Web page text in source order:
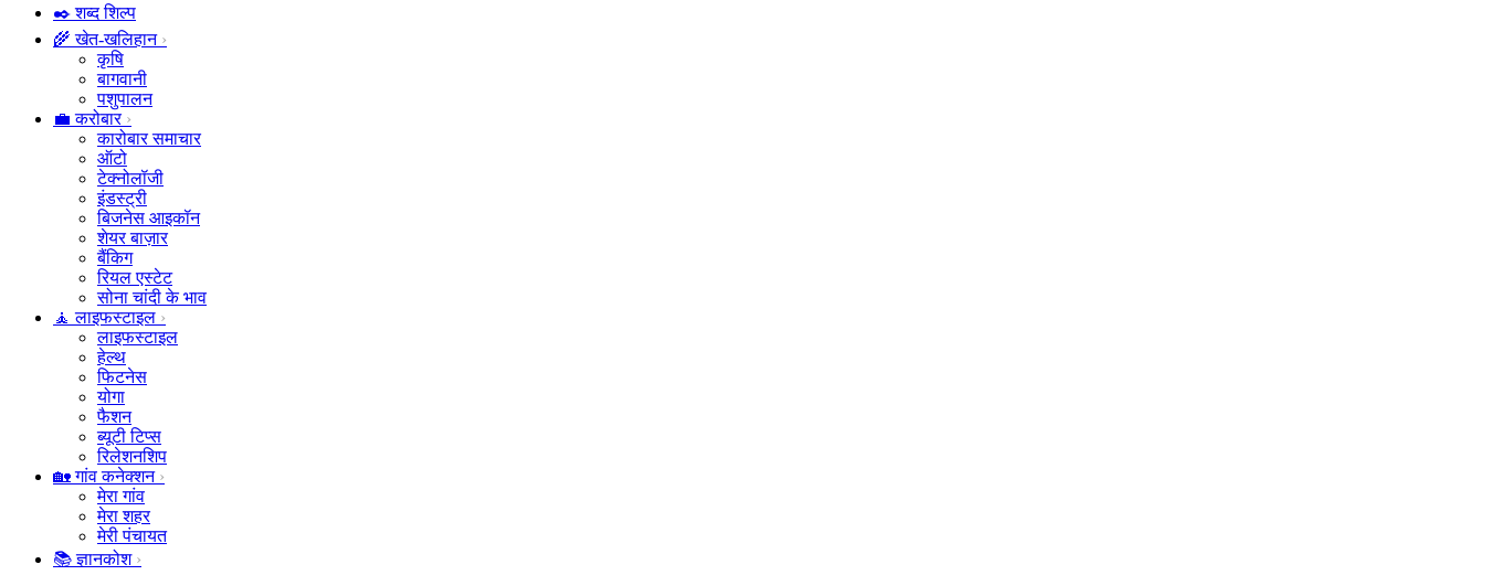
✒️ शब्द शिल्प
🌾 खेत-खलिहान
कृषि
बागवानी
पशुपालन
💼 करोबार
कारोबार समाचार
ऑटो
टेक्नोलॉजी
इंडस्ट्री
बिजनेस आइकॉन
शेयर बाज़ार
बैंकिग
रियल एस्टेट
सोना चांदी के भाव
🧘 लाइफस्टाइल
लाइफस्टाइल
हेल्थ
फिटनेस
योगा
फैशन
ब्यूटी टिप्स
रिलेशनशिप
🏡 गांव कनेक्शन
मेरा गांव
मेरा शहर
मेरी पंचायत
📚 ज्ञानकोश